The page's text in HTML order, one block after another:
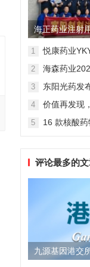
海正药业注射
制剂全球化迈
1
悦康药业
感染防治
2
海森药业
3
东阳光药发
维度
4
价值再发现
5
16 款核酸
评论最多的
九源基因港交